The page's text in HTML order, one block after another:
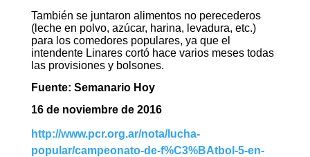
También se juntaron alimentos no perecederos
(leche en polvo, azúcar, harina, levadura, etc.)
para los comedores populares, ya que el
intendente Linares cortó hace varios meses todas
las provisiones y bolsones.
Fuente: Semanario Hoy
16 de noviembre de 2016
http://www.pcr.org.ar/nota/lucha-
popular/campeonato-de-f%C3%BAtbol-5-en-